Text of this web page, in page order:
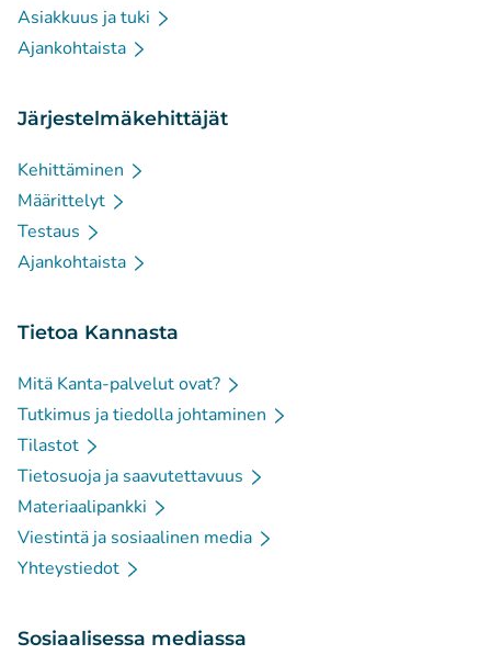
Asiakkuus ja tuki
Ajankohtaista
Järjestelmäkehittäjät
Kehittäminen
Määrittelyt
Testaus
Ajankohtaista
Tietoa Kannasta
Mitä Kanta-palvelut ovat?
Tutkimus ja tiedolla johtaminen
Tilastot
Tietosuoja ja saavutettavuus
Materiaalipankki
Viestintä ja sosiaalinen media
Yhteystiedot
Sosiaalisessa mediassa